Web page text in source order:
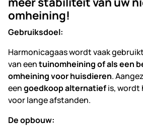
omheining!
Gebruiksdoel:
Harmonicagaas wordt vaak
van eentuinomheining of als een
omheining voor huisdieren.
eengoedkoop alternatiefis, wordt
voor lange afstanden.
De opbouw: